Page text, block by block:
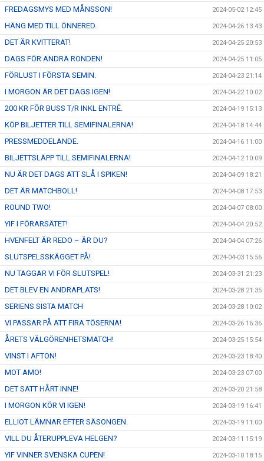
FREDAGSMYS MED MÅNSSON! 2024-05-02 12:45
HÄNG MED TILL ÖNNERED. 2024-04-26 13:43
DET ÄR KVITTERAT! 2024-04-25 20:53
DAGS FÖR ANDRA RONDEN! 2024-04-25 11:05
FÖRLUST I FÖRSTA SEMIN. 2024-04-23 21:14
I MORGON ÄR DET DAGS IGEN! 2024-04-22 10:02
200 KR FÖR BUSS T/R INKL ENTRÉ. 2024-04-19 15:13
KÖP BILJETTER TILL SEMIFINALERNA! 2024-04-18 14:44
PRESSMEDDELANDE. 2024-04-16 11:00
BILJETTSLÄPP TILL SEMIFINALERNA! 2024-04-12 10:09
NU ÄR DET DAGS ATT SLÅ I SPIKEN! 2024-04-09 18:21
DET ÄR MATCHBOLL! 2024-04-08 17:53
ROUND TWO! 2024-04-07 08:00
YIF I FÖRARSÄTET! 2024-04-04 20:52
HVENFELT ÄR REDO – ÄR DU? 2024-04-04 07:26
SLUTSPELSSKÄGGET PÅ! 2024-04-03 15:56
NU TAGGAR VI FÖR SLUTSPEL! 2024-03-31 21:23
DET BLEV EN ANDRAPLATS! 2024-03-28 21:35
SERIENS SISTA MATCH 2024-03-28 10:02
VI PASSAR PÅ ATT FIRA TÖSERNA! 2024-03-26 16:36
ÅRETS VÄLGÖRENHETSMATCH! 2024-03-25 15:54
VINST I AFTON! 2024-03-23 18:40
MOT AMO! 2024-03-23 07:00
DET SATT HÅRT INNE! 2024-03-20 21:58
I MORGON KÖR VI IGEN! 2024-03-19 16:41
ELLIOT LÄMNAR EFTER SÄSONGEN. 2024-03-19 11:00
VILL DU ÅTERUPPLEVA HELGEN? 2024-03-11 15:19
YIF VINNER SVENSKA CUPEN! 2024-03-10 18:15